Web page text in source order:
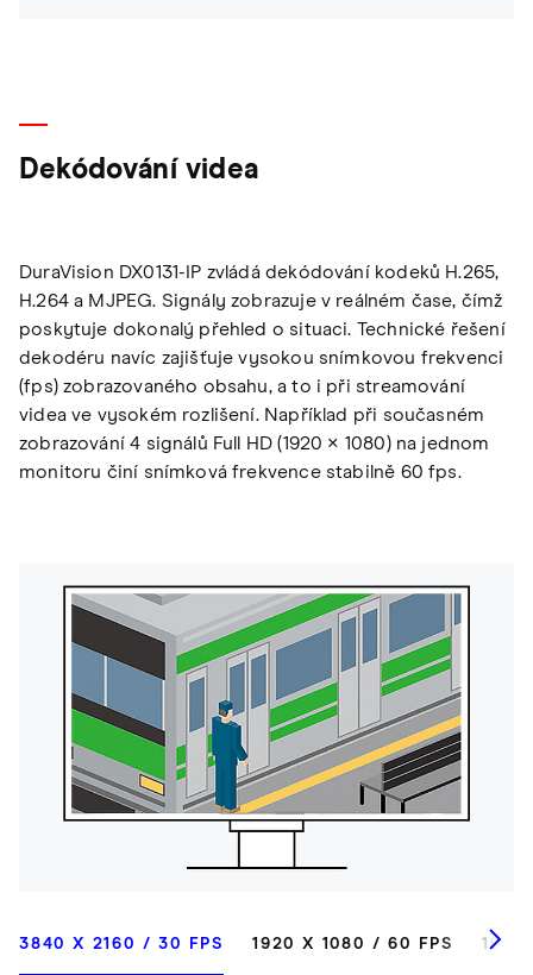
Dekódování videa
DuraVision DX0131-IP zvládá dekódování kodeků H.265,
H.264 a MJPEG. Signály zobrazuje v reálném čase, čímž
poskytuje dokonalý přehled o situaci. Technické řešení
dekodéru navíc zajišťuje vysokou snímkovou frekvenci
(fps) zobrazovaného obsahu, a to i při streamování
videa ve vysokém rozlišení. Například při současném
zobrazování 4 signálů Full HD (1920 × 1080) na jednom
monitoru činí snímková frekvence stabilně 60 fps.
3840 X 2160 / 30 FPS 1920 X 1080 / 60 FPS 1920